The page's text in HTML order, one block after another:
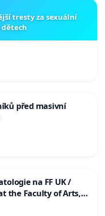
tresty za sexuální
před masivní
na FF UK /
the Faculty of Arts,